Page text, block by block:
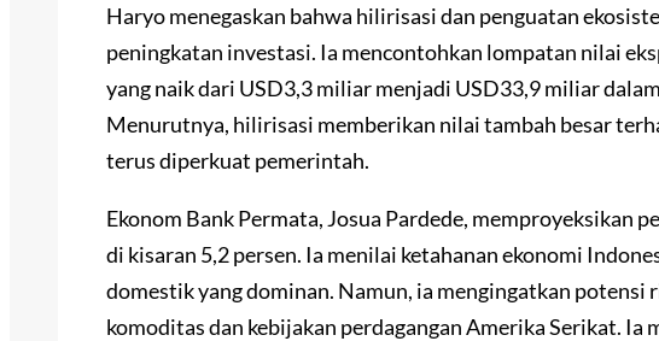
Haryo menegaskan bahwa hilirisasi dan penguatan
peningkatan investasi. Ia mencontohkan lompatan nilai
yang naik dari USD3,3 miliar menjadi USD33,9 miliar
Menurutnya, hilirisasi memberikan nilai tambah besar
terus diperkuat pemerintah.
Ekonom Bank Permata, Josua Pardede, memproyeksikan
di kisaran 5,2 persen. Ia menilai ketahanan ekonomi
domestik yang dominan. Namun, ia mengingatkan
komoditas dan kebijakan perdagangan Amerika Serikat. Ia